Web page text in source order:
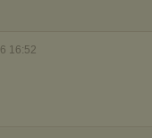
16:52